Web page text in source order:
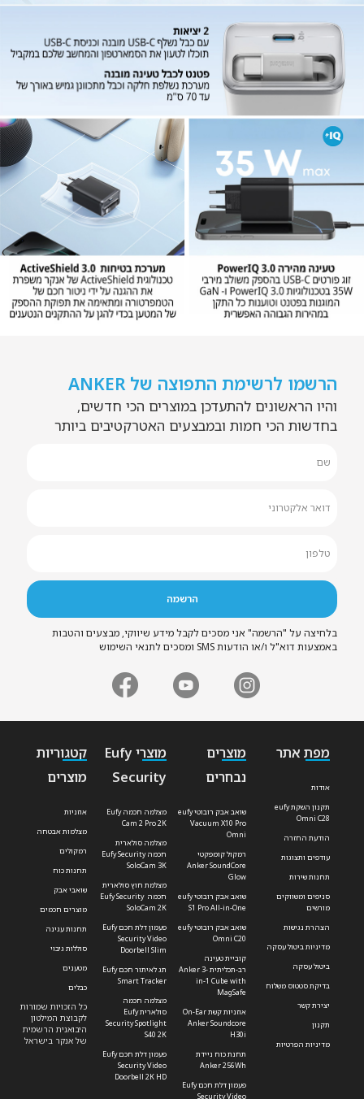
הרשמו לרשימת התפוצה של ANKER
והיו הראשונים להתעדכן במוצרים הכי חדשים,
בחדשות הכי חמות ובמבצעים האטרקטיבים ביותר
בלחיצה על "הרשמה" אני מסכים לקבל מידע שיווקי, מבצעים והטבות
באמצעות דוא"ל ו/או הודעות SMS ומסכים לתנאי השימוש
מפת אתר
אודות
תקנון השקת eufy
Omni C28
הודעת החזרה
עודפים ותצוגות
תחנות שירות
סניפים ומשווקים
מורשים
הצהרת נגישות
מדיניות ביטול עסקה
ביטול עסקה
בדיקת סטטוס משלוח
יצירת קשר
תקנון
מדיניות הפרטיות
מוצרים
נבחרים
שואב אבק רובוטי eufy
Vacuum X10 Pro
Omni
רמקול קומפקטי
Anker SoundCore
Glow
שואב אבק רובוטי eufy
S1 Pro All-in-One
שואב אבק רובוטי eufy
Omni C20
קוביית טעינה
רב-תכליתית Anker 3-
in-1 Cube with
MagSafe
אוזניות קשת On-Ear
Anker Soundcore
H30i
תחנת כוח ניידת
Anker 256Wh
פעמון דלת חכם Eufy
Security Video
מוצרי Eufy
Security
מצלמה חכמה Eufy
Cam 2 Pro 2K
מצלמה סולארית
חכמה Eufy Security
SoloCam 3K
מצלמת חוץ סולארית
חכמה Eufy Security
SoloCam 2K
פעמון דלת חכם Eufy
Security Video
Doorbell Slim
תג לאיתור חכם Eufy
Smart Tracker
מצלמה חכמה
סולארית Eufy
Security Spotlight
S40 2K
פעמון דלת חכם Eufy
Security Video
Doorbell 2K HD
קטגוריות
מוצרים
אוזניות
מצלמות אבטחה
רמקולים
תחנות כוח
שואבי אבק
מוצרים חכמים
תחנות עגינה
סוללות גיבוי
מטענים
כבלים
כל הזכויות שמורות
לקבוצת המילטון
היבואנית הרשמית
של אנקר בישראל